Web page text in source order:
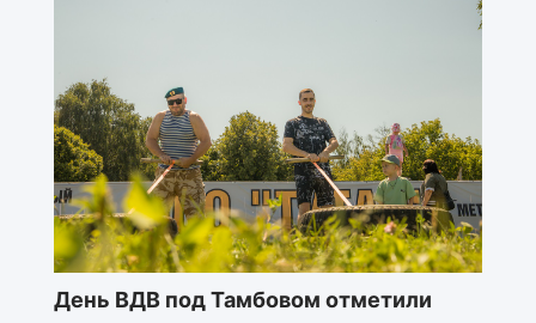
День ВДВ под Тамбовом отметили